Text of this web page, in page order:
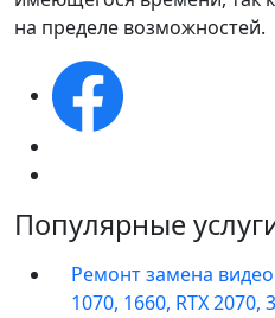
на пределе возможностей.
Популярные
Ремонт замена
1070, 1660, RTX 2070,